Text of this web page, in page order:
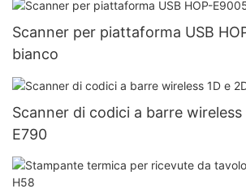
Scanner per piattaforma USB
bianco
Scanner di codici a barre wireless
E790